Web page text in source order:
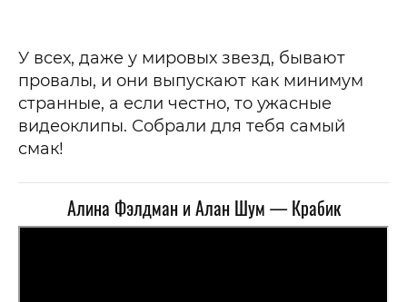
У всех, даже у мировых звезд, бывают
провалы, и они выпускают как минимум
странные, а если честно, то ужасные
видеоклипы. Собрали для тебя самый
смак!
Алина Фэлдман и Алан Шум — Крабик